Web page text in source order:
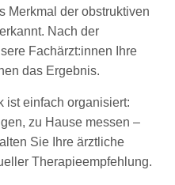
Merkmal der obstruktiven
Nach der
Fachärzt:innen Ihre
das Ergebnis.
ist einfach organisiert:
zu Hause messen –
Sie Ihre ärztliche
Therapieempfehlung.